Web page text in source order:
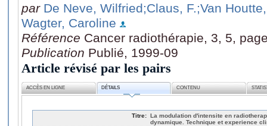
par De Neve, Wilfried;Claus, F.;Van
Wagter, Caroline
Référence Cancer radiothérapie, 3, 5,
Publication Publié, 1999-09
Article révisé par les pairs
ACCÈS EN LIGNE DÉTAILS CONTENU
Titre: La modulation d'intensite en
dynamique. Technique et experience